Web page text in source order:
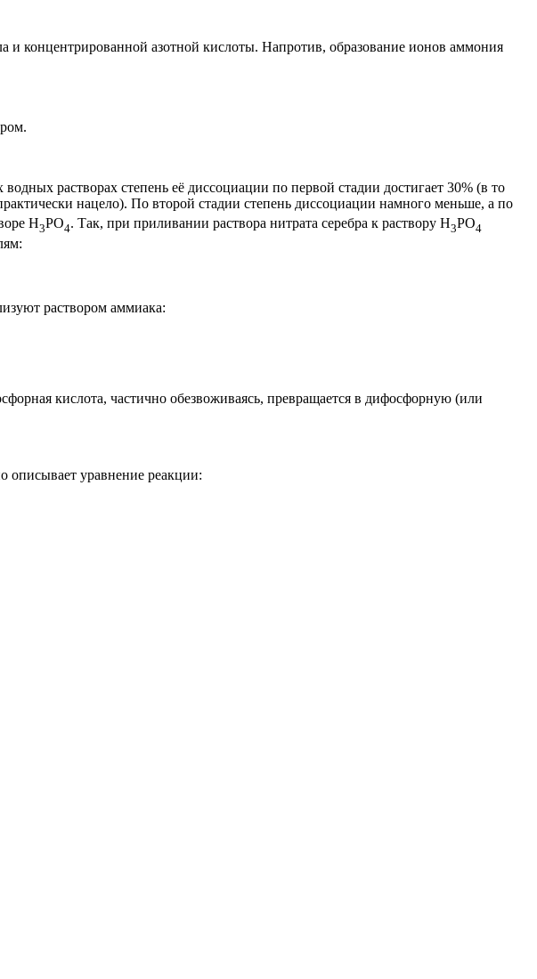
и концентрированной азотной кислоты. Напротив, образование ионов аммония
растворах степень её диссоциации по первой стадии достигает 30% (в то
нацело). По второй стадии степень диссоциации намного меньше, а по
Н3РO4. Так, при приливании раствора нитрата серебра к раствору Н3РO4
раствором аммиака:
кислота, частично обезвоживаясь, превращается в дифосфорную (или
описывает уравнение реакции: